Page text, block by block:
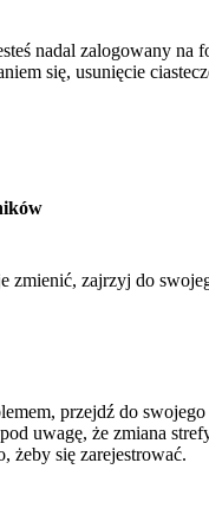
nadal zalogowany
się, usunięcie
zajrzyj do
przejdź do
uwagę, że zmiana
żeby się zarejestrować.